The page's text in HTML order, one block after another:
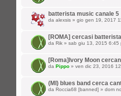
batterista music canale 5
da alexsis » gio gen 19, 2017
[ROMA] cercasi
da Rik » sab giu 13, 2015 6:45
[Roma]Ivory Moon
da Pippo » ven dic 23, 2016
(MI) blues band cerca
da Roccia68 [banned] » dom